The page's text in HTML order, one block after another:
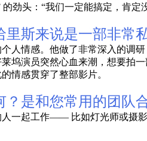
劲头：“我们一定能搞定，肯定
斯来说是一部非常
人情感。他做了非常深入的调
坞演员突然心血来潮，想要拍
情感贯穿了整部影片。
是和您常用的团队
一起工作—— 比如灯光师或摄